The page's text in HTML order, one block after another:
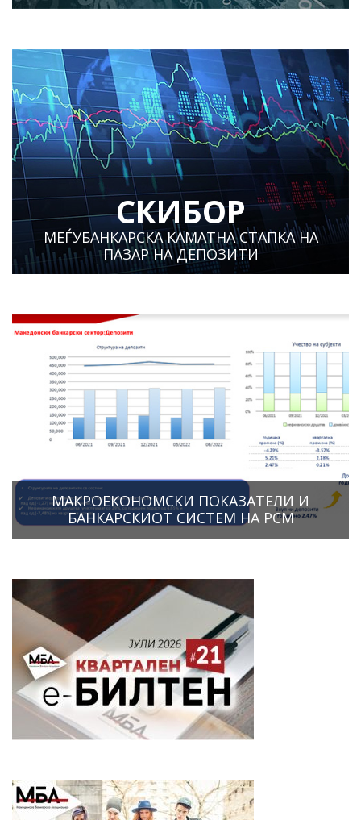
СКИБОР
МЕЃУБАНКАРСКА КАМАТНА СТАПКА НА
ПАЗАР НА ДЕПОЗИТИ
МАКРОЕКОНОМСКИ ПОКАЗАТЕЛИ И
БАНКАРСКИОТ СИСТЕМ НА РСМ